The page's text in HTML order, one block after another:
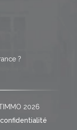
?
2026